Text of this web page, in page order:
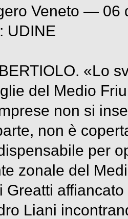
Veneto —
UDINE
«Lo
del Medio
non si
non è
per
zonale del
Greatti
Liani